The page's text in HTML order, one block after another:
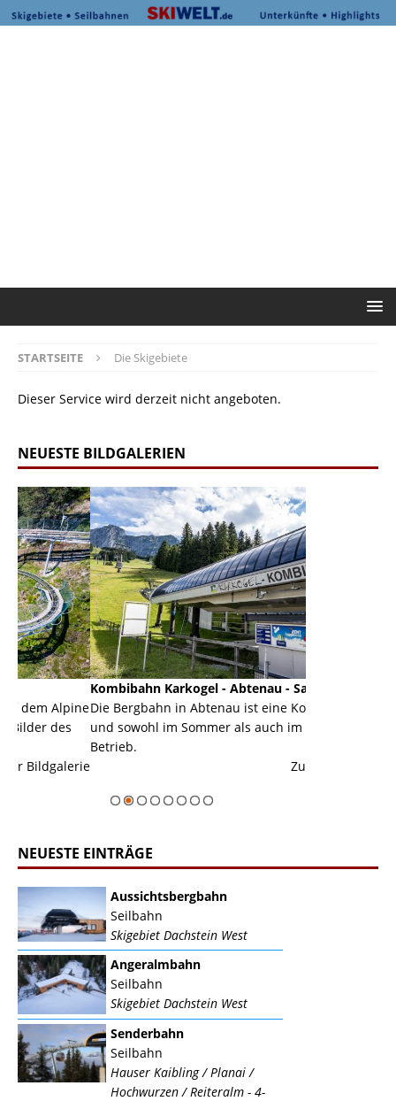
STARTSEITE Die Skigebiete
Dieser Service wird derzeit nicht angeboten.
NEUESTE BILDGALERIEN
Kombibahn Karkogel - Abtenau - Salzburg
Die Bergbahn in Abtenau ist eine Kombibahn
und sowohl im Sommer als auch im Winter in
Zur Bildgalerie
NEUESTE EINTRÄGE
Aussichtsbergbahn
Seilbahn
Skigebiet Dachstein West
Angeralmbahn
Seilbahn
Skigebiet Dachstein West
Senderbahn
Seilbahn
Hauser Kaibling / Planai /
Hochwurzen / Reiteralm - 4-